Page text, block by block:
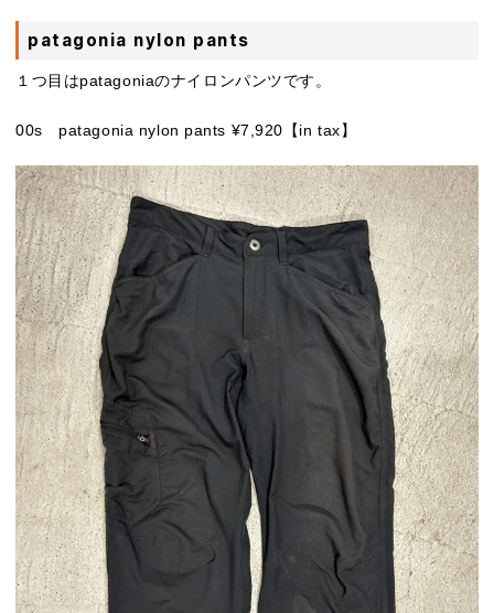
patagonia nylon pants
１つ目はpatagoniaのナイロンパンツです。
00s patagonia nylon pants ¥7,920【in tax】